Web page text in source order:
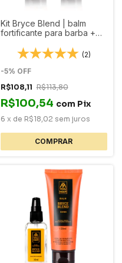
Kit Bryce Blend | balm
fortificante para barba +
(2)
-5% OFF
R$108,11 R$113,80
R$100,54 com Pix
6 x de R$18,02 sem juros